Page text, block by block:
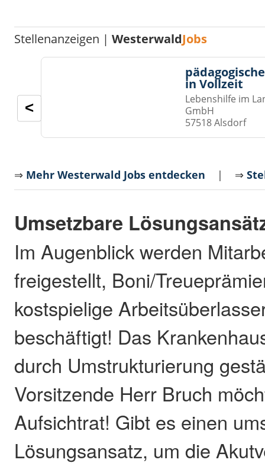
Stellenanzeigen |WesterwaldJobs
in Vollzeit
Lebenshilfe im
GmbH
57518 Alsdorf
<
⇒ Mehr Westerwald Jobs entdecken | ⇒
Umsetzbare
Im Augenblick werden
freigestellt, Boni/
kostspielige
beschäftigt! Das
durch Umstrukturierung
Vorsitzende Herr Bruch
Aufsichtrat! Gibt es einen
Lösungsansatz, um die